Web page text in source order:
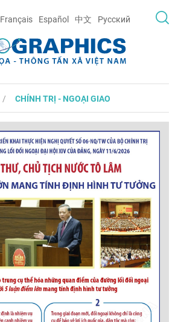
Français Español 中文 Русский
CHÍNH TRỊ - NGOẠI GIAO